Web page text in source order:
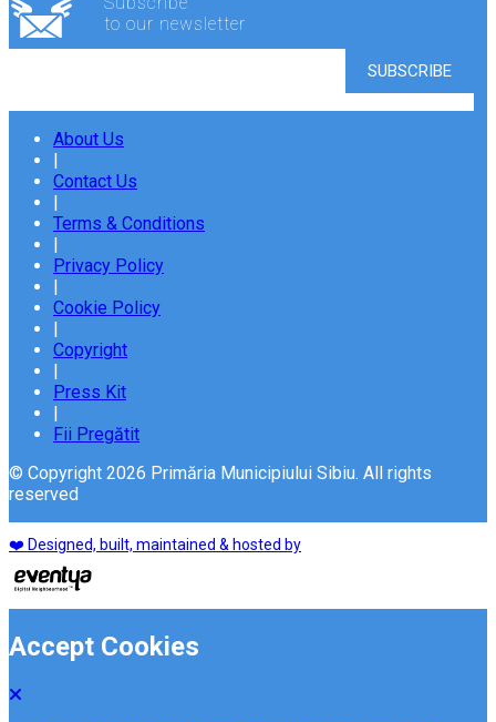
to our newsletter
About Us
Contact Us
Terms & Conditions
Privacy Policy
Cookie Policy
Copyright
Press Kit
Fii Pregătit
© Copyright 2026 Primăria Municipiului Sibiu. All rights
reserved
❤️ Designed, built, maintained & hosted by
Accept Cookies